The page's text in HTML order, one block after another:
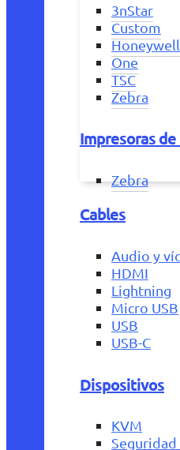
3nStar
Custom
Honeywell
One
TSC
Zebra
Impresoras
Zebra
Cables
Audio y
HDMI
Lightning
Micro USB
USB
USB-C
Dispositivos
KVM